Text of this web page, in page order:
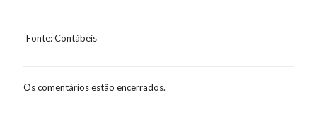
Fonte: Contábeis
Os comentários estão encerrados.